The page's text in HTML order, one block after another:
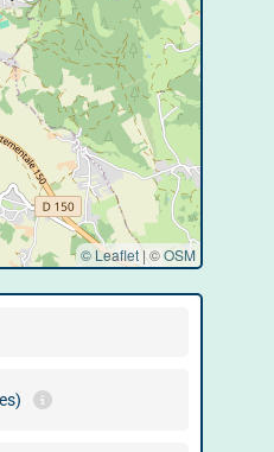
© Leaflet| ©OSM